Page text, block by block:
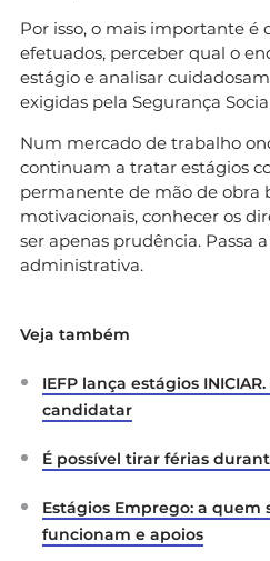
Por isso, o mais importante é
efetuados, perceber qual o
estágio e analisar
exigidas pela Segurança
Num mercado de trabalho
continuam a tratar estágios
permanente de mão de obra
motivacionais, conhecer os
ser apenas prudência. Passa
administrativa.
Veja também
IEFP lança estágios
candidatar
É possível tirar férias
Estágios Emprego: a quem
funcionam e apoios